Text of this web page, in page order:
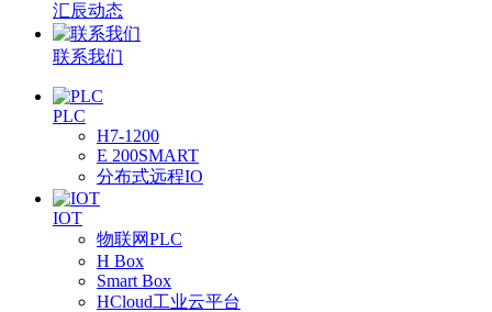
汇辰动态
联系我们
PLC
H7-1200
E 200SMART
分布式远程IO
IOT
物联网PLC
H Box
Smart Box
HCloud工业云平台